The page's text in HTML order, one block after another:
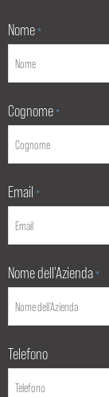
Nome *
Cognome *
Email *
Nome dell'Azienda *
Telefono